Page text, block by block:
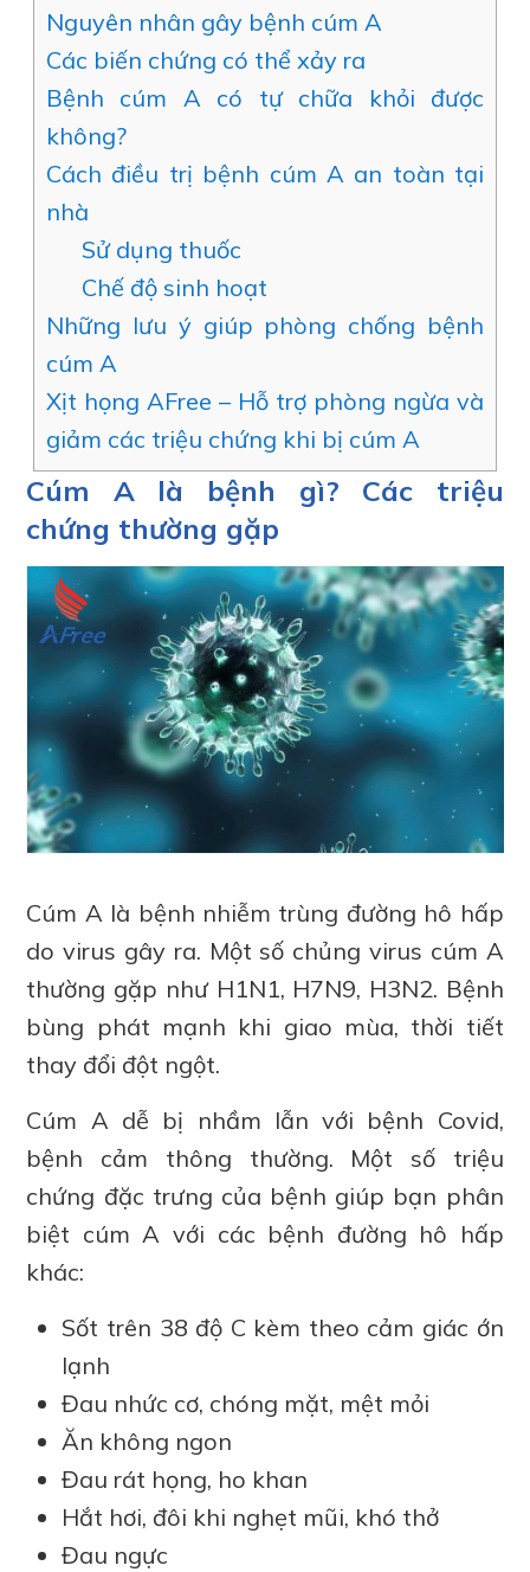
Nguyên nhân gây bệnh cúm A
Các biến chứng có thể xảy ra
Bệnh cúm A có tự chữa khỏi được
không?
Cách điều trị bệnh cúm A an toàn tại
nhà
Sử dụng thuốc
Chế độ sinh hoạt
Những lưu ý giúp phòng chống bệnh
cúm A
Xịt họng AFree – Hỗ trợ phòng ngừa và
giảm các triệu chứng khi bị cúm A
Cúm A là bệnh gì? Các triệu
chứng thường gặp
Cúm A là bệnh nhiễm trùng đường hô hấp
do virus gây ra. Một số chủng virus cúm A
thường gặp như H1N1, H7N9, H3N2. Bệnh
bùng phát mạnh khi giao mùa, thời tiết
thay đổi đột ngột.
Cúm A dễ bị nhầm lẫn với bệnh Covid,
bệnh cảm thông thường. Một số triệu
chứng đặc trưng của bệnh giúp bạn phân
biệt cúm A với các bệnh đường hô hấp
khác:
Sốt trên 38 độ C kèm theo cảm giác ớn
lạnh
Đau nhức cơ, chóng mặt, mệt mỏi
Ăn không ngon
Đau rát họng, ho khan
Hắt hơi, đôi khi nghẹt mũi, khó thở
Đau ngực